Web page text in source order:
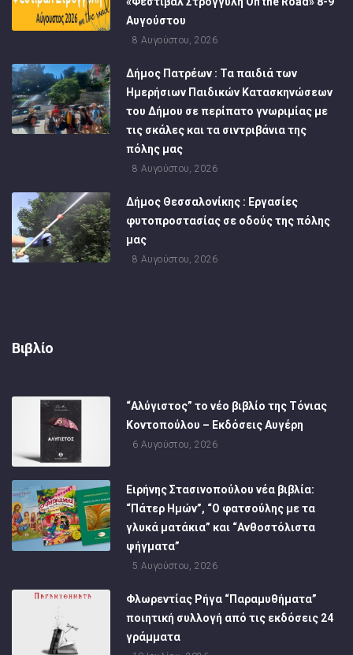
Αυγούστου
8 Αυγούστου, 2026
Δήμος Πατρέων : Τα παιδιά των
Ημερήσιων Παιδικών Κατασκηνώσεων
του Δήμου σε περίπατο γνωριμίας με
τις σκάλες και τα σιντριβάνια της
πόλης μας
8 Αυγούστου, 2026
Δήμος Θεσσαλονίκης : Εργασίες
φυτοπροστασίας σε οδούς της πόλης
μας
8 Αυγούστου, 2026
Βιβλίο
“Αλύγιστος” το νέο βιβλίο της Τόνιας
Κοντοπούλου – Εκδόσεις Αυγέρη
6 Αυγούστου, 2026
Ειρήνης Στασινοπούλου νέα βιβλία:
“Πάτερ Ημών”, “Ο φατσούλης με τα
γλυκά ματάκια” και “Ανθοστόλιστα
ψήγματα”
5 Αυγούστου, 2026
Φλωρεντίας Ρήγα “Παραμυθήματα”
ποιητική συλλογή από τις εκδόσεις 24
γράμματα